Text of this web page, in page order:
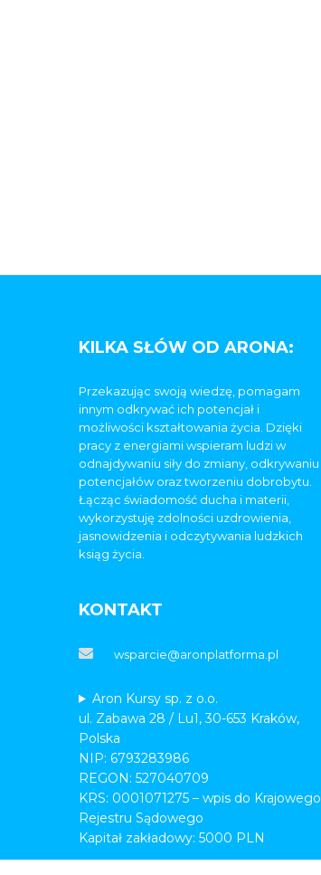
KILKA SŁÓW OD ARONA:
Przekazując swoją wiedzę, pomagam
innym odkrywać ich potencjał i
możliwości kształtowania życia. Dzięki
pracy z energiami wspieram ludzi w
odnajdywaniu siły do zmiany, odkrywaniu
potencjałów oraz tworzeniu dobrobytu.
Łącząc świadomość ducha i materii,
wykorzystuję zdolności uzdrowienia,
jasnowidzenia i odczytywania ludzkich
ksiąg życia.
KONTAKT
wsparcie@aronplatforma.pl
Aron Kursy sp. z o.o.
ul. Zabawa 28 / Lu1, 30-653 Kraków,
Polska
NIP: 6793283986
REGON: 527040709
KRS: 0001071275 – wpis do Krajowego
Rejestru Sądowego
Kapitał zakładowy: 5000 PLN